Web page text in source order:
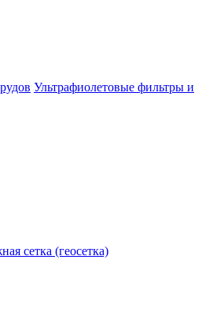
Ультрафиолетовые фильтры и
сетка (геосетка)